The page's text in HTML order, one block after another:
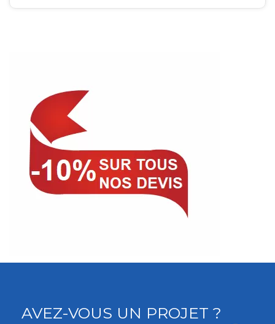
AVEZ-VOUS UN PROJET ?